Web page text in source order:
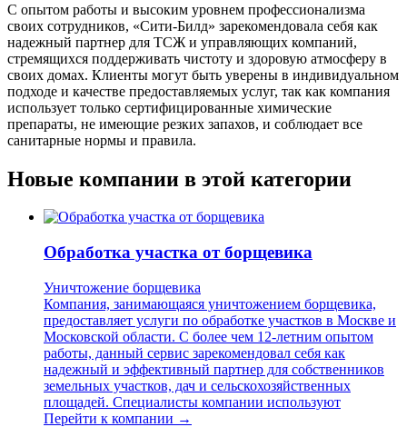
С опытом работы и высоким уровнем профессионализма
своих сотрудников, «Сити-Билд» зарекомендовала себя как
надежный партнер для ТСЖ и управляющих компаний,
стремящихся поддерживать чистоту и здоровую атмосферу в
своих домах. Клиенты могут быть уверены в индивидуальном
подходе и качестве предоставляемых услуг, так как компания
использует только сертифицированные химические
препараты, не имеющие резких запахов, и соблюдает все
санитарные нормы и правила.
Новые компании в этой категории
Обработка участка от борщевика
Уничтожение борщевика
Компания, занимающаяся уничтожением борщевика,
предоставляет услуги по обработке участков в Москве и
Московской области. С более чем 12-летним опытом
работы, данный сервис зарекомендовал себя как
надежный и эффективный партнер для собственников
земельных участков, дач и сельскохозяйственных
площадей. Специалисты компании используют
Перейти к компании →